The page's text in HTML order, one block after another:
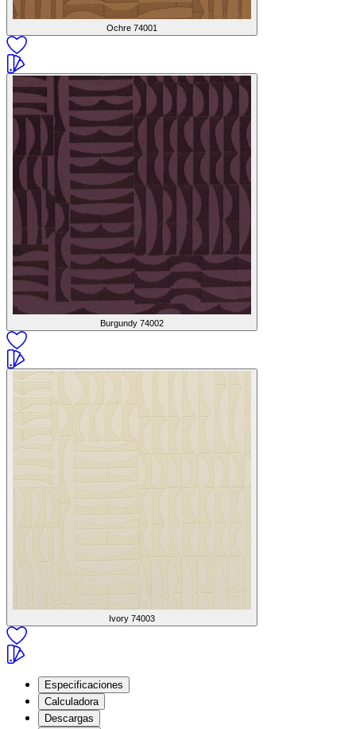
Ochre 74001
Burgundy 74002
Ivory 74003
Especificaciones
Calculadora
Descargas